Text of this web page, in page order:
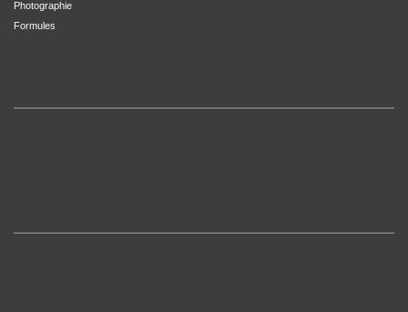
Photographie
Formules